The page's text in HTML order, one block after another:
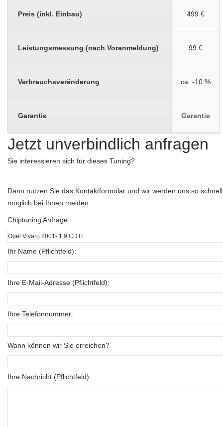
Preis (inkl. Einbau) 499 €
Leistungsmessung (nach Voranmeldung) 99 €
Verbrauchsveränderung ca. -10 %
Garantie Garantie
Jetzt unverbindlich anfragen
Sie interessieren sich für dieses Tuning?
Dann nutzen Sie das Kontaktformular und wir werden uns so
möglich bei Ihnen melden.
Chiptuning Anfrage:
Ihr Name (Pflichtfeld):
Ihre E-Mail-Adresse (Pflichtfeld):
Ihre Telefonnummer:
Wann können wir Sie erreichen?
Ihre Nachricht (Pflichtfeld):